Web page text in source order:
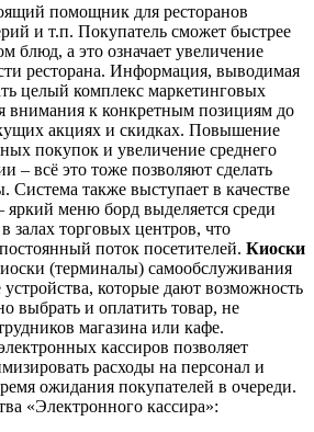
помощник для ресторанов
и т.п. Покупатель сможет быстрее
блюд, а это означает увеличение
ресторана. Информация, выводимая
целый комплекс маркетинговых
внимания к конкретным позициям до
акциях и скидках. Повышение
покупок и увеличение среднего
– всё это тоже позволяют сделать
также выступает в качестве
яркий меню борд выделяется среди
залах торговых центров, что
поток посетителей. Киоски
(терминалы) самообслуживания
которые дают возможность
выбрать и оплатить товар, не
магазина или кафе.
кассиров позволяет
расходы на персонал и
ожидания покупателей в очереди.
«Электронного кассира»: